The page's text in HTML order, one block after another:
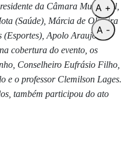
A +
A -
da Câmara Municipal,
(Saúde), Márcia de Oliveira
(Esportes), Apolo Araujo
cobertura do evento, os
Conselheiro Eufrásio Filho,
e o professor Clemilson Lages.
também participou do ato